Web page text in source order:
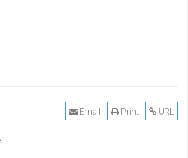
URL
Print
Email